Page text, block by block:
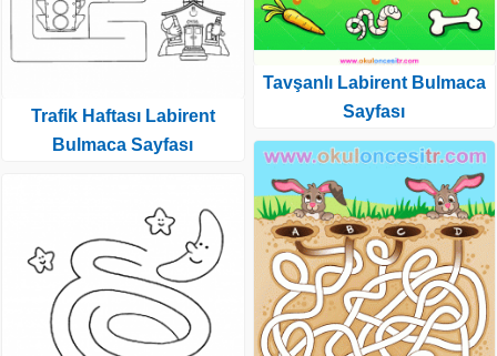
Trafik Haftası Labirent
Bulmaca Sayfası
Tavşanlı Labirent Bulmaca
Sayfası